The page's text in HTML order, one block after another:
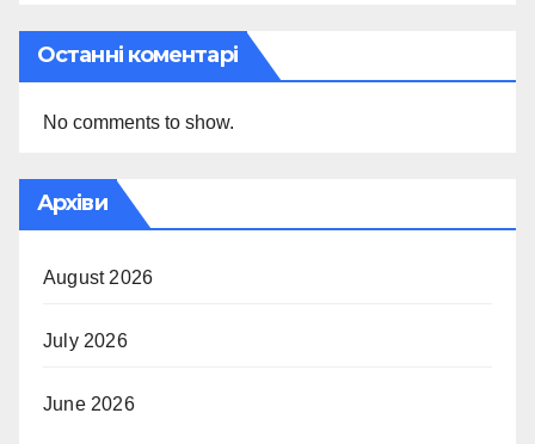
Останні коментарі
No comments to show.
Архіви
August 2026
July 2026
June 2026